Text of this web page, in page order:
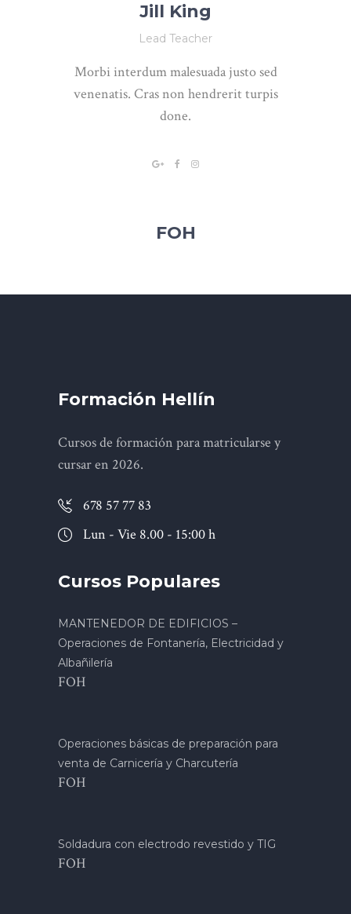
Jill King
Lead Teacher
Morbi interdum malesuada justo sed
venenatis. Cras non hendrerit turpis
done.
FOH
Formación Hellín
Cursos de formación para matricularse y
cursar en 2026.
678 57 77 83
Lun - Vie 8.00 - 15:00 h
Cursos Populares
MANTENEDOR DE EDIFICIOS –
Operaciones de Fontanería, Electricidad y
Albañilería
FOH
Operaciones básicas de preparación para
venta de Carnicería y Charcutería
FOH
Soldadura con electrodo revestido y TIG
FOH